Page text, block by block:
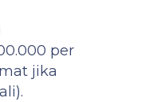
per
jika